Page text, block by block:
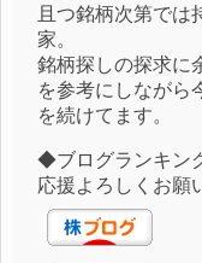
且つ銘柄次第では
家。
銘柄探しの探求に
を参考にしながら
を続けてます。
◆ブログランキン
応援よろしくお願